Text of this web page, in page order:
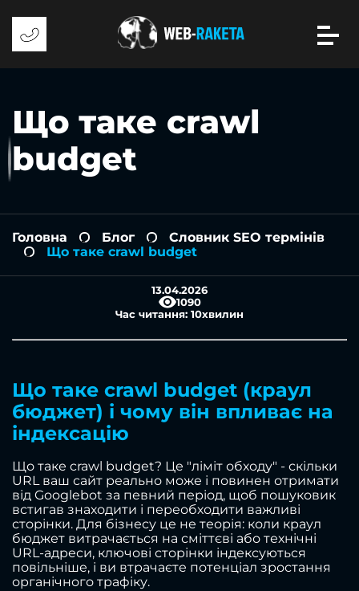
Що таке crawl
budget
Головна - Блог -
Словник SEO термінів
-
Що таке crawl budget
13.04.2026
1090
Час читання: 10хвилин
Що таке crawl budget (краул
бюджет) і чому він впливає на
індексацію
Що таке crawl budget? Це "ліміт обходу" - скільки
URL ваш сайт реально може і повинен отримати
від Googlebot за певний період, щоб пошуковик
встигав знаходити і переобходити важливі
сторінки. Для бізнесу це не теорія: коли краул
бюджет витрачається на сміттєві або технічні
URL-адреси, ключові сторінки індексуються
повільніше, і ви втрачаєте потенціал зростання
органічного трафіку.